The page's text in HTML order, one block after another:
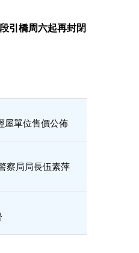
引橋周六起再封閉
屋單位售價公佈
察局局長伍素萍